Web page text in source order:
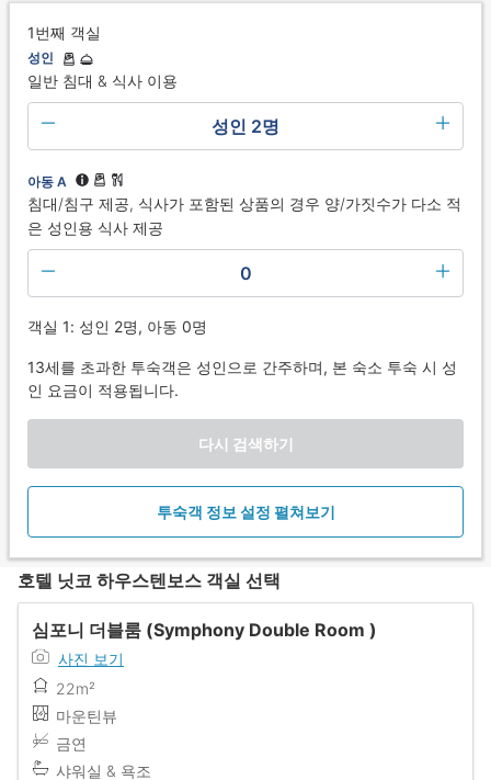
1번째 객실
성인
일반 침대 & 식사 이용
성인 2명
아동 A
침대/침구 제공, 식사가 포함된 상품의 경우 양/가짓수가 다소 적
은 성인용 식사 제공
0
객실 1: 성인 2명, 아동 0명
13세를 초과한 투숙객은 성인으로 간주하며, 본 숙소 투숙 시 성
인 요금이 적용됩니다.
다시 검색하기
투숙객 정보 설정 펼쳐보기
호텔 닛코 하우스텐보스 객실 선택
심포니 더블룸 (Symphony Double Room )
사진 보기
22m²
마운틴뷰
금연
샤워실 & 욕조